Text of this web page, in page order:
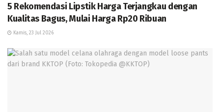
5 Rekomendasi Lipstik Harga Terjangkau dengan
Kualitas Bagus, Mulai Harga Rp20 Ribuan
Kamis, 23 Jul 2026